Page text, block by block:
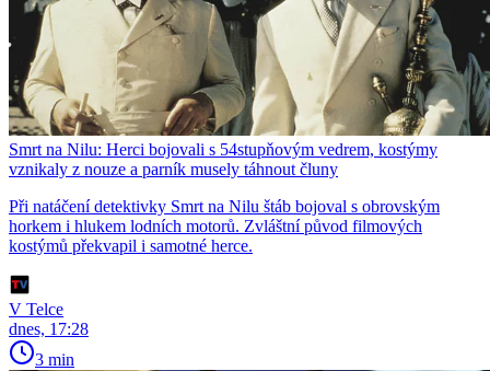
Smrt na Nilu: Herci bojovali s 54stupňovým vedrem, kostýmy
vznikaly z nouze a parník musely táhnout čluny
Při natáčení detektivky Smrt na Nilu štáb bojoval s obrovským
horkem i hlukem lodních motorů. Zvláštní původ filmových
kostýmů překvapil i samotné herce.
V Telce
dnes, 17:28
3 min